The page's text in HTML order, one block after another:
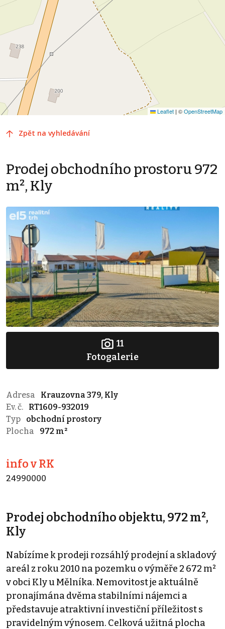
Leaflet | ©OpenStreetMap
Zpět na vyhledávání
Prodej obchodního prostoru 972
m², Kly
11
Fotogalerie
Adresa
Krauzovna 379, Kly
Ev. č.
RT1609-932019
Typ
obchodní prostory
Plocha
972 m²
info v RK
24990000
Prodej obchodního objektu, 972 m²,
Kly
Nabízíme k prodeji rozsáhlý prodejní a skladový
areál z roku 2010 na pozemku o výměře 2 672 m²
v obci Kly u Mělníka. Nemovitost je aktuálně
pronajímána dvěma stabilními nájemci a
představuje atraktivní investiční příležitost s
pravidelným výnosem. Celková užitná plocha